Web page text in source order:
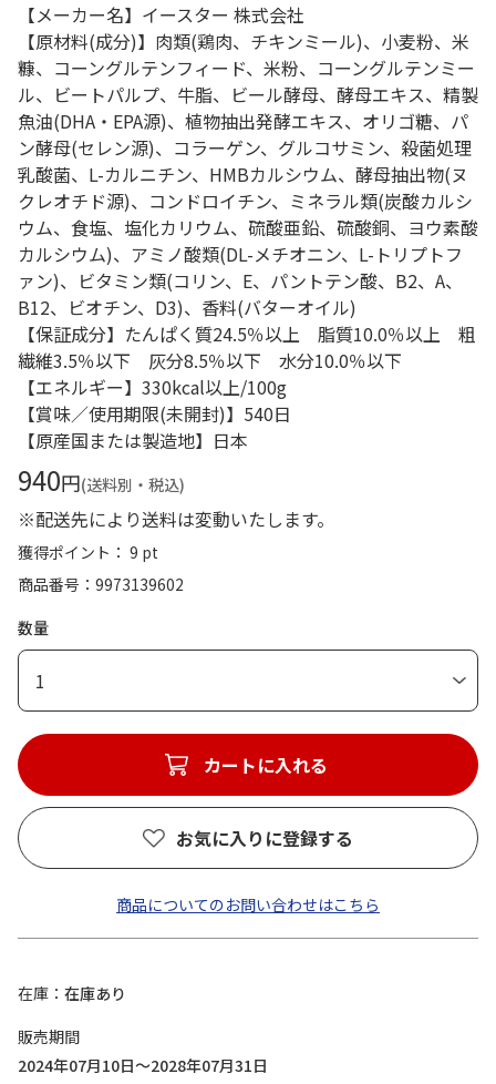
【メーカー名】イースター 株式会社
【原材料(成分)】肉類(鶏肉、チキンミール)、小麦粉、米
糠、コーングルテンフィード、米粉、コーングルテンミー
ル、ビートパルプ、牛脂、ビール酵母、酵母エキス、精製
魚油(DHA・EPA源)、植物抽出発酵エキス、オリゴ糖、パ
ン酵母(セレン源)、コラーゲン、グルコサミン、殺菌処理
乳酸菌、L-カルニチン、HMBカルシウム、酵母抽出物(ヌ
クレオチド源)、コンドロイチン、ミネラル類(炭酸カルシ
ウム、食塩、塩化カリウム、硫酸亜鉛、硫酸銅、ヨウ素酸
カルシウム)、アミノ酸類(DL-メチオニン、L-トリプトフ
ァン)、ビタミン類(コリン、E、パントテン酸、B2、A、
B12、ビオチン、D3)、香料(バターオイル)
【保証成分】たんぱく質24.5％以上 脂質10.0％以上 粗
繊維3.5％以下 灰分8.5％以下 水分10.0％以下
【エネルギー】330kcal以上/100g
【賞味／使用期限(未開封)】540日
【原産国または製造地】日本
940円(送料別・税込)
※配送先により送料は変動いたします。
獲得ポイント： 9 pt
商品番号
9973139602
数量
1
カートに入れる
お気に入りに登録する
商品についてのお問い合わせはこちら
在庫
在庫あり
販売期間
2024年07月10日～2028年07月31日